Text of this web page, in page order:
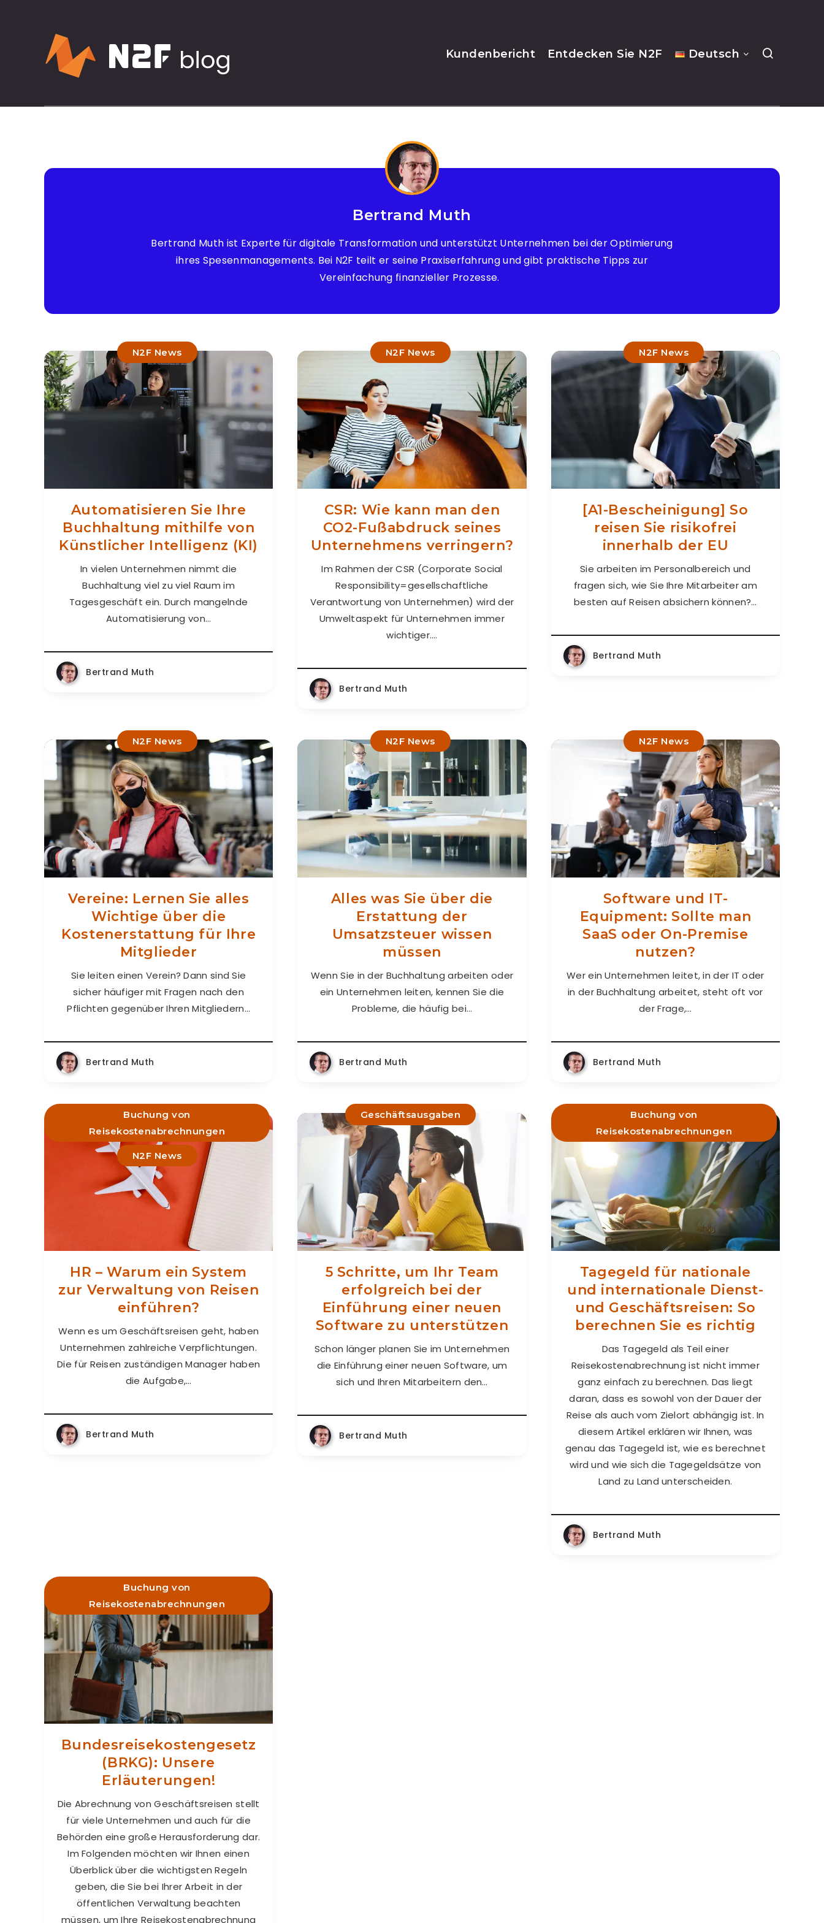
Kundenbericht Entdecken Sie N2F Deutsch
Bertrand Muth
Bertrand Muth ist Experte für digitale Transformation und unterstützt Unternehmen bei der Optimierung
ihres Spesenmanagements. Bei N2F teilt er seine Praxiserfahrung und gibt praktische Tipps zur
Vereinfachung finanzieller Prozesse.
N2F News
Automatisieren Sie Ihre
Buchhaltung mithilfe von
Künstlicher Intelligenz (KI)
In vielen Unternehmen nimmt die
Buchhaltung viel zu viel Raum im
Tagesgeschäft ein. Durch mangelnde
Automatisierung von…
Bertrand Muth
N2F News
CSR: Wie kann man den
CO2-Fußabdruck seines
Unternehmens verringern?
Im Rahmen der CSR (Corporate Social
Responsibility=gesellschaftliche
Verantwortung von Unternehmen) wird der
Umweltaspekt für Unternehmen immer
wichtiger….
Bertrand Muth
N2F News
[A1-Bescheinigung] So
reisen Sie risikofrei
innerhalb der EU
Sie arbeiten im Personalbereich und
fragen sich, wie Sie Ihre Mitarbeiter am
besten auf Reisen absichern können?…
Bertrand Muth
N2F News
Vereine: Lernen Sie alles
Wichtige über die
Kostenerstattung für Ihre
Mitglieder
Sie leiten einen Verein? Dann sind Sie
sicher häufiger mit Fragen nach den
Pflichten gegenüber Ihren Mitgliedern…
Bertrand Muth
N2F News
Alles was Sie über die
Erstattung der
Umsatzsteuer wissen
müssen
Wenn Sie in der Buchhaltung arbeiten oder
ein Unternehmen leiten, kennen Sie die
Probleme, die häufig bei…
Bertrand Muth
N2F News
Software und IT-
Equipment: Sollte man
SaaS oder On-Premise
nutzen?
Wer ein Unternehmen leitet, in der IT oder
in der Buchhaltung arbeitet, steht oft vor
der Frage,…
Bertrand Muth
Buchung von
Reisekostenabrechnungen
N2F News
HR ­­– Warum ein System
zur Verwaltung von Reisen
einführen?
Wenn es um Geschäftsreisen geht, haben
Unternehmen zahlreiche Verpflichtungen.
Die für Reisen zuständigen Manager haben
die Aufgabe,…
Bertrand Muth
Geschäftsausgaben
5 Schritte, um Ihr Team
erfolgreich bei der
Einführung einer neuen
Software zu unterstützen
Schon länger planen Sie im Unternehmen
die Einführung einer neuen Software, um
sich und Ihren Mitarbeitern den…
Bertrand Muth
Buchung von
Reisekostenabrechnungen
Tagegeld für nationale
und internationale Dienst-
und Geschäftsreisen: So
berechnen Sie es richtig
Das Tagegeld als Teil einer
Reisekostenabrechnung ist nicht immer
ganz einfach zu berechnen. Das liegt
daran, dass es sowohl von der Dauer der
Reise als auch vom Zielort abhängig ist. In
diesem Artikel erklären wir Ihnen, was
genau das Tagegeld ist, wie es berechnet
wird und wie sich die Tagegeldsätze von
Land zu Land unterscheiden.
Bertrand Muth
Buchung von
Reisekostenabrechnungen
Bundesreisekostengesetz
(BRKG): Unsere
Erläuterungen!
Die Abrechnung von Geschäftsreisen stellt
für viele Unternehmen und auch für die
Behörden eine große Herausforderung dar.
Im Folgenden möchten wir Ihnen einen
Überblick über die wichtigsten Regeln
geben, die Sie bei Ihrer Arbeit in der
öffentlichen Verwaltung beachten
müssen, um Ihre Reisekostenabrechnung